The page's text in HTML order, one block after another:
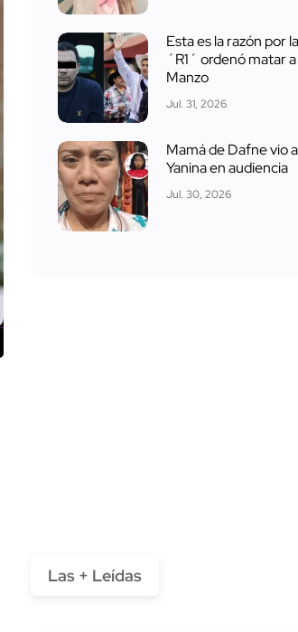
Esta es la razón por
´R1´ ordenó matar
Manzo
Jul. 31, 2026
Mamá de Dafne vio
Yanina en audiencia
Jul. 30, 2026
Las + Leídas